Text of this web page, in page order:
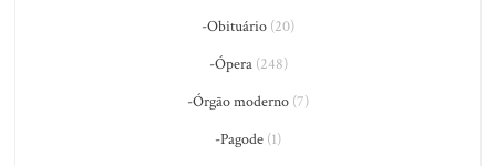
-Obituário (20)
-Ópera(248)
-Órgão moderno (7)
-Pagode (1)